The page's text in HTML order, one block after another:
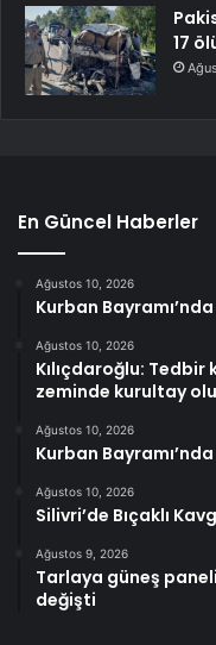
17
En Güncel Haberler
Ağustos 10, 2026
Kurban
Ağustos 10, 2026
Kılıçdaroğlu:
zeminde kurultay
Ağustos 10, 2026
Kurban
Ağustos 10, 2026
Silivri’de Bıçaklı
Ağustos 9, 2026
Tarlaya güneş
değişti